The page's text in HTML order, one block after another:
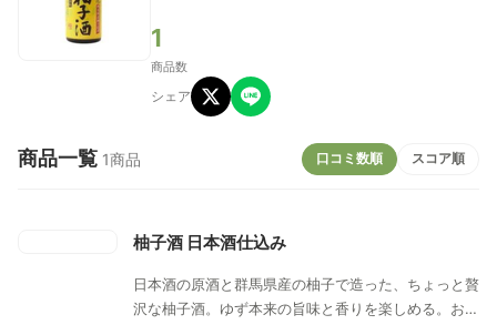
1
商品数
シェア
商品一覧 1商品 口コミ数順 スコア順
柚子酒 日本酒仕込み
日本酒の原酒と群馬県産の柚子で造った、ちょっと贅
沢な柚子酒。ゆず本来の旨味と香りを楽しめる。お酒